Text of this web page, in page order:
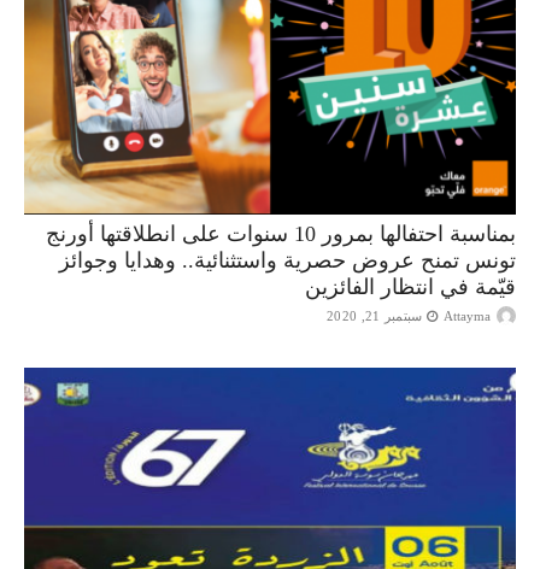
بمناسبة احتفالها بمرور 10 سنوات على انطلاقتها أورنج
تونس تمنح عروض حصرية واستثنائية.. وهدايا وجوائز
قيّمة في انتظار الفائزين
Attayma سبتمبر 21, 2020